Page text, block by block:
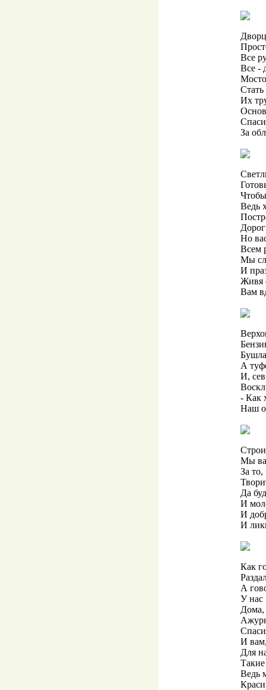
Все
Все -
Их
За
Ведь
Но
Всем
Мы
И
Живя
Вам
А
И,
- Как
Наш
Мы
За то,
Да
И
И
И
Как
А
У нас
Дома,
И
Для
Ведь